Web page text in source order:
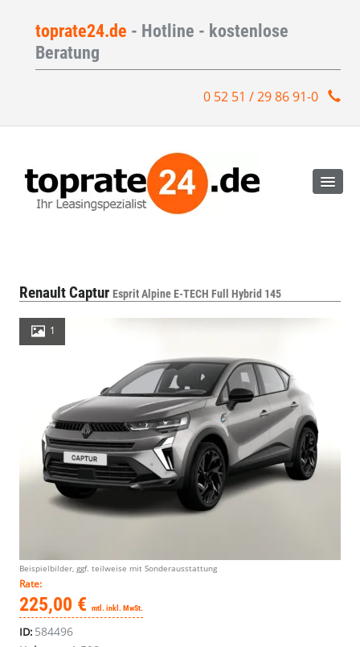
toprate24.de - Hotline - kostenlose
Beratung
0 52 51 / 29 86 91-0
Renault Captur Esprit Alpine E-TECH Full Hybrid 145
1
Beispielbilder, ggf. teilweise mit Sonderausstattung
Rate:
225,00 € mtl. inkl. MwSt.
ID: 584496